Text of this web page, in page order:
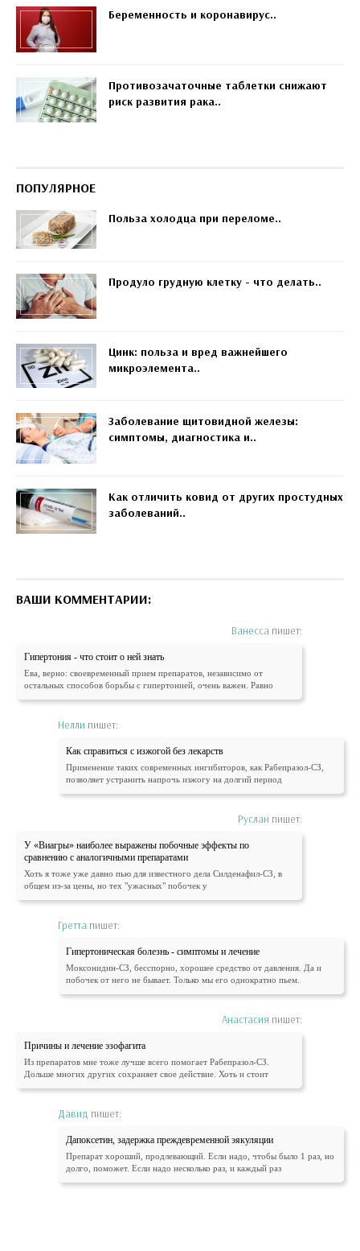
Беременность и коронавирус..
Противозачаточные таблетки снижают
риск развития рака..
ПОПУЛЯРНОЕ
Польза холодца при переломе..
Продуло грудную клетку - что делать..
Цинк: польза и вред важнейшего
микроэлемента..
Заболевание щитовидной железы:
симптомы, диагностика и..
Как отличить ковид от других простудных
заболеваний..
ВАШИ КОММЕНТАРИИ:
Ванесса пишет:
Гипертония - что стоит о ней знать
Ева, верно: своевременный прием препаратов, независимо от
остальных способов борьбы с гипертонией, очень важен. Равно
Нелли пишет:
Как справиться с изжогой без лекарств
Применение таких современных ингибиторов, как Рабепразол-СЗ,
позволяет устранить напрочь изжогу на долгий период
Руслан пишет:
У «Виагры» наиболее выражены побочные эффекты по
сравнению с аналогичными препаратами
Хоть я тоже уже давно пью для известного дела Силденафил-СЗ, в
общем из-за цены, но тех "ужасных" побочек у
Гретта пишет:
Гипертоническая болезнь - симптомы и лечение
Моксонидин-СЗ, бесспорно, хорошее средство от давления. Да и
побочек от него не бывает. Только мы его однократно пьем.
Анастасия пишет:
Причины и лечение эзофагита
Из препаратов мне тоже лучше всего помогает Рабепразол-СЗ.
Дольше многих других сохраняет свое действие. Хоть и стоит
Давид пишет:
Дапоксетин, задержка преждевременной эякуляции
Препарат хороший, продлевающий. Если надо, чтобы было 1 раз, но
долго, поможет. Если надо несколько раз, и каждый раз